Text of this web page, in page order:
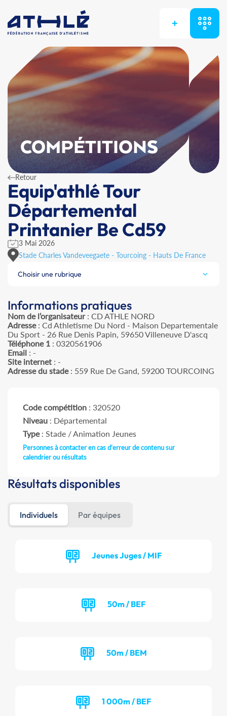
+
COMPÉTITIONS
Retour
Equip'athlé Tour
Départemental
Printanier Be Cd59
3 Mai 2026
Stade Charles Vandeveegaete - Tourcoing - Hauts De France
Choisir une rubrique
Informations pratiques
Nom de l’organisateur: CD ATHLE NORD
Adresse: Cd Athletisme Du Nord - Maison Departementale
Du Sport - 26 Rue Denis Papin, 59650 Villeneuve D'ascq
Téléphone 1 : 0320561906
Email : -
Site internet : -
Adresse du stade: 559 Rue De Gand, 59200 TOURCOING
Code compétition : 320520
Niveau : Départemental
Type: Stade / Animation Jeunes
Personnes à contacter en cas d'erreur de contenu sur
calendrier ou résultats
Résultats disponibles
Individuels Par équipes
Jeunes Juges / MIF
50m / BEF
50m / BEM
1 000m / BEF